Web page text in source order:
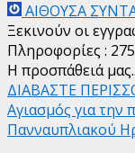
ΑΙΘΟΥΣΑ
Ξεκινούν οι
Πληροφορίες :
Η προσπάθειά
ΔΙΑΒΑΣΤΕ
Αγιασμός για την
Πανναυπλιακού